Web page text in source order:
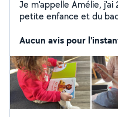
Je m'appelle Amélie, j'ai
petite enfance et du
de 20mois. Je suis
enfants âgés de 0 à 12
enfance) et de
(ancienne aide-
babysitting, je l'exerce depuis 7 ans.
m'occuper des animaux de
Aucun avis pour